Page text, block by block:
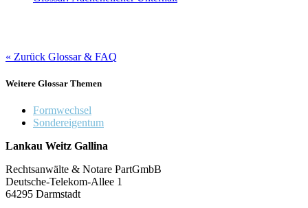
« Zurück Glossar & FAQ
Weitere Glossar Themen
Formwechsel
Sondereigentum
Lankau Weitz Gallina
Rechtsanwälte & Notare PartGmbB
Deutsche-Telekom-Allee 1
64295 Darmstadt